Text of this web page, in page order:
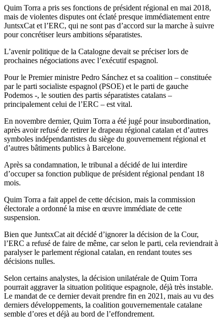
Quim Torra a pris ses fonctions de président régional en mai 2018,
mais de violentes disputes ont éclaté presque immédiatement entre
JuntsxCat et l’ERC, qui ne sont pas d’accord sur la marche à suivre
pour concrétiser leurs ambitions séparatistes.
L’avenir politique de la Catalogne devait se préciser lors de
prochaines négociations avec l’exécutif espagnol.
Pour le Premier ministre Pedro Sánchez et sa coalition – constituée
par le parti socialiste espagnol (PSOE) et le parti de gauche
Podemos -, le soutien des partis séparatistes catalans –
principalement celui de l’ERC – est vital.
En novembre dernier, Quim Torra a été jugé pour insubordination,
après avoir refusé de retirer le drapeau régional catalan et d’autres
symboles indépendantistes du siège du gouvernement régional et
d’autres bâtiments publics à Barcelone.
Après sa condamnation, le tribunal a décidé de lui interdire
d’occuper sa fonction publique de président régional pendant 18
mois.
Quim Torra a fait appel de cette décision, mais la commission
électorale a ordonné la mise en œuvre immédiate de cette
suspension.
Bien que JuntsxCat ait décidé d’ignorer la décision de la Cour,
l’ERC a refusé de faire de même, car selon le parti, cela reviendrait à
paralyser le parlement régional catalan, en rendant toutes ses
décisions nulles.
Selon certains analystes, la décision unilatérale de Quim Torra
pourrait aggraver la situation politique espagnole, déjà très instable.
Le mandat de ce dernier devait prendre fin en 2021, mais au vu des
derniers développements, la coalition gouvernementale catalane
semble d’ores et déjà au bord de l’effondrement.